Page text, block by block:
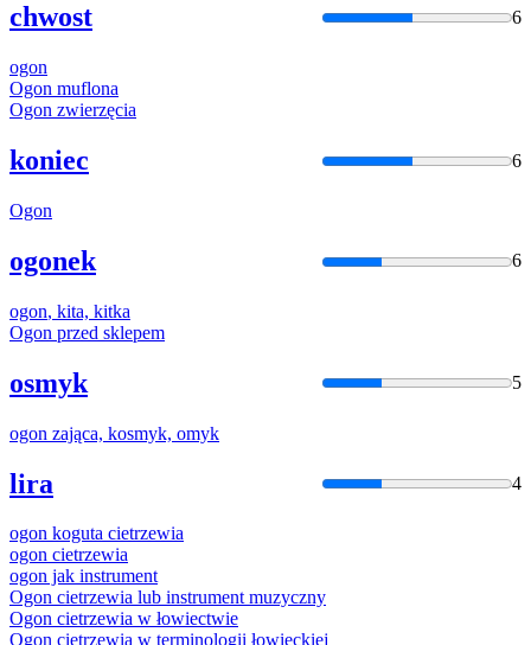
chwost 6
ogon
Ogon muflona
Ogon zwierzęcia
koniec 6
Ogon
ogonek 6
ogon, kita, kitka
Ogon przed sklepem
osmyk 5
ogon zająca, kosmyk, omyk
lira 4
ogon koguta cietrzewia
ogon cietrzewia
ogon jak instrument
Ogon cietrzewia lub instrument muzyczny
Ogon cietrzewia w łowiectwie
Ogon cietrzewia w terminologii łowieckiej